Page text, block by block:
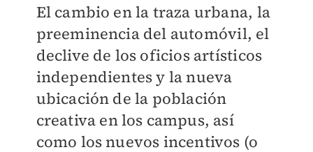
El cambio en la traza urbana, la
preeminencia del automóvil, el
declive de los oficios artísticos
independientes y la nueva
ubicación de la población
creativa en los campus, así
como los nuevos incentivos (o